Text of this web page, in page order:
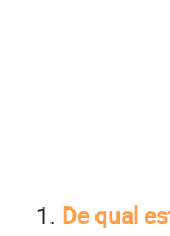
De qual